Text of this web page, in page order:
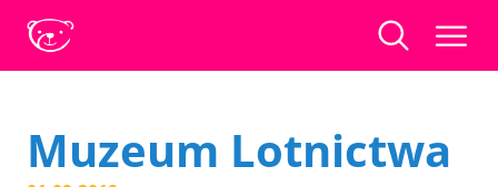
Muzeum Lotnictwa